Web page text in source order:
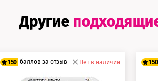
Другие
150 баллов за отзыв Нет в наличии 150